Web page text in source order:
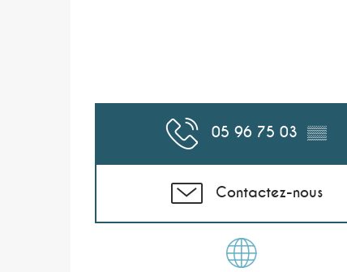
05 96 75 03 ▒▒
Contactez-nous